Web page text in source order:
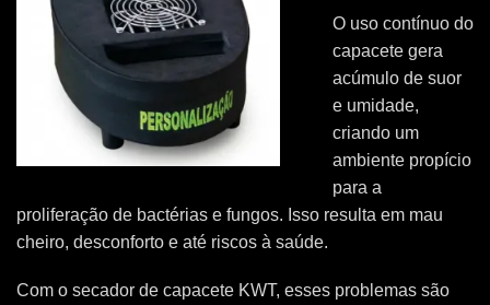
O uso contínuo do
capacete gera
acúmulo de suor
e umidade,
criando um
ambiente propício
para a
proliferação de bactérias e fungos. Isso resulta em mau
cheiro, desconforto e até riscos à saúde.
Com o secador de capacete KWT, esses problemas são